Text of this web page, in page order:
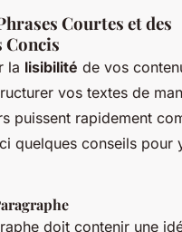
Courtes et des
Concis
la lisibilité de vos
vos textes de
puissent rapidement
quelques conseils pour
doit contenir une